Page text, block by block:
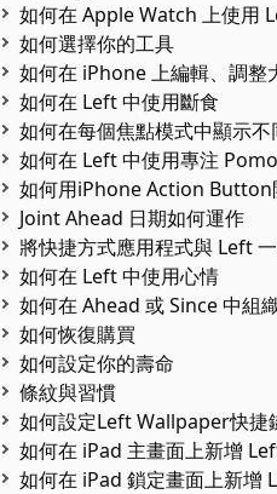
如何在 Apple Watch 上使用
如何選擇你的工具
如何在 iPhone 上編輯、調整
如何在 Left 中使用斷食
如何在每個焦點模式中顯示
如何在 Left 中使用專注
如何用iPhone Action
Joint Ahead 日期如何運作
將快捷方式應用程式與 Left
如何在 Left 中使用心情
如何在 Ahead 或 Since 中組
如何恢復購買
如何設定你的壽命
條紋與習慣
如何設定Left Wallpaper快捷
如何在 iPad 主畫面上新增
如何在 iPad 鎖定畫面上新增